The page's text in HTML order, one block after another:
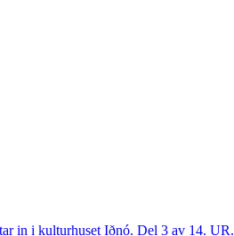
in i kulturhuset Iðnó. Del 3 av 14. UR.